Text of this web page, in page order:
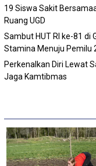
19 Siswa Sakit
Ruang UGD
Sambut HUT RI ke-81 di
Stamina Menuju Pemilu
Perkenalkan Diri Lewat
Jaga Kamtibmas